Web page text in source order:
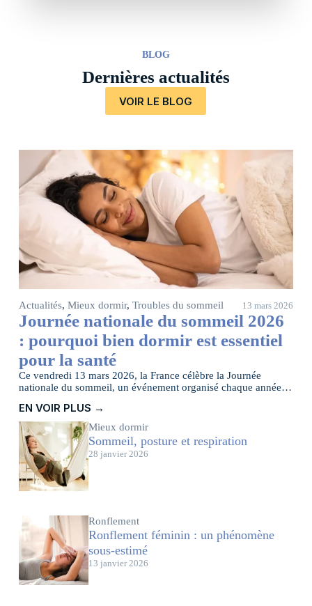
BLOG
Dernières actualités
VOIR LE BLOG
Actualités, Mieux dormir, Troubles du sommeil 13 mars 2026
Journée nationale du sommeil 2026
: pourquoi bien dormir est essentiel
pour la santé
Ce vendredi 13 mars 2026, la France célèbre la Journée
nationale du sommeil, un événement organisé chaque année
pour la santé.
EN VOIR PLUS →
Mieux dormir
Sommeil, posture et respiration
28 janvier 2026
Ronflement
Ronflement féminin : un phénomène
sous-estimé
13 janvier 2026